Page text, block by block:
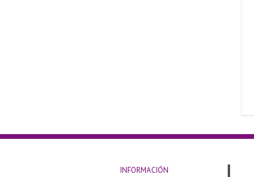
INFORMACIÓN